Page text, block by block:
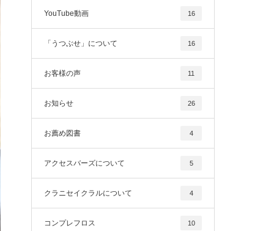
YouTube動画 16
「うつぶせ」について 16
お客様の声 11
お知らせ 26
お薦め図書 4
アクセスバーズについて 5
クラニセイクラルについて 4
コンプレフロス 10